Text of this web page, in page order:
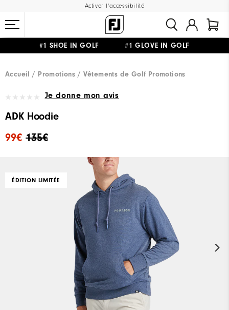
Activer l'accessibilité
#1 SHOE IN GOLF #1 GLOVE IN GOLF
Accueil
Promotions Vêtements de Golf Promotions
Je donne mon avis
ADK Hoodie
135€
99€
ÉDITION LIMITÉE